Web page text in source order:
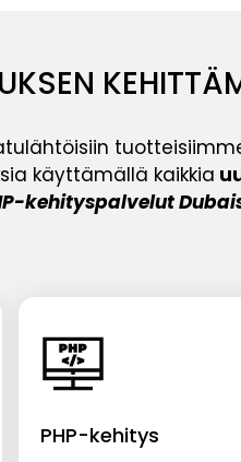
käyttämällä kaikkia
kehityspalvelut
PHP-kehitys